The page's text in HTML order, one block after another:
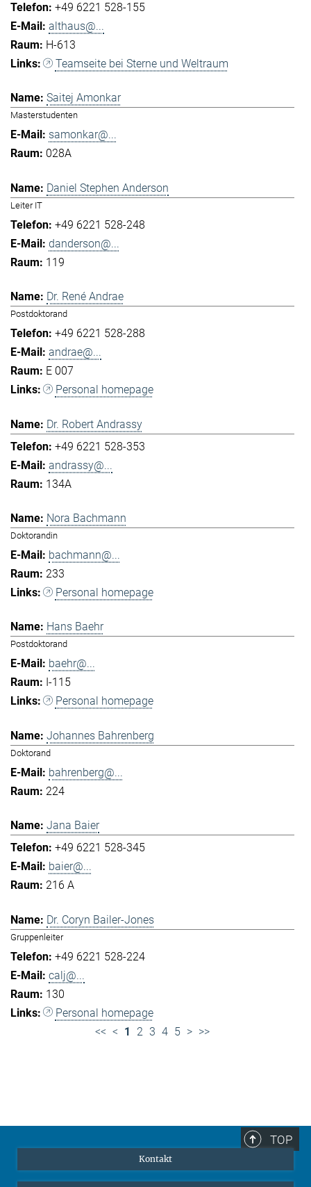
+49 6221 528-155
althaus@...
H-613
Teamseite bei Sterne und Weltraum
Saitej Amonkar
Masterstudenten
samonkar@...
028A
Daniel Stephen Anderson
Leiter IT
+49 6221 528-248
danderson@...
119
Dr. René Andrae
Postdoktorand
+49 6221 528-288
andrae@...
E 007
Personal homepage
Dr. Robert Andrassy
+49 6221 528-353
andrassy@...
134A
Nora Bachmann
Doktorandin
bachmann@...
233
Personal homepage
Hans Baehr
Postdoktorand
baehr@...
I-115
Personal homepage
Johannes Bahrenberg
Doktorand
bahrenberg@...
224
Jana Baier
+49 6221 528-345
baier@...
216 A
Dr. Coryn Bailer-Jones
Gruppenleiter
+49 6221 528-224
calj@...
130
Personal homepage
<< < 1 2 3 4 5 > >>
TOP
Kontakt